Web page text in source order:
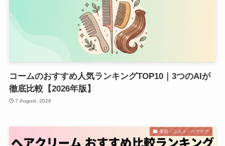
コームのおすすめ人気ランキングTOP10｜3つのAIが
徹底比較【2026年版】
7 August, 2026
美容・コスメ・ヘアケア